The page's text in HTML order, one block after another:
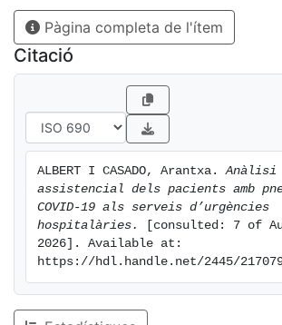
des d’urgències.
4. Estudi cost i eficàcia de la
d’alta segura.
5. Descriure les característiques de la
d’un any de seguiment.
6. Estudiar la influència de l’ingrés
reconsulta a llarg termini.
a la COVID-19.
8. Investigar si existeixen diferents
associades segons el tipus de
Pàgina completa de l'ítem
Citació
ALBERT I CASADO, Arantxa. Anàlisi
assistencial dels pacients amb
COVID-19 als serveis d’urgències
hospitalàries.
[consulted: 7 of
2026]. Available at:
https://hdl.handle.net/2445/